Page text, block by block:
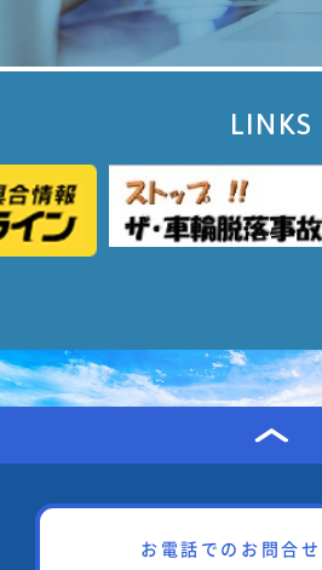
LINKS
お電話でのお問合